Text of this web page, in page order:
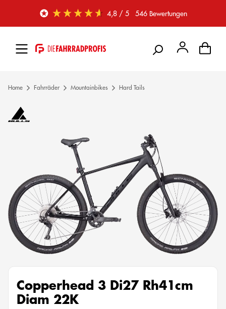
Zum Hauptinhalt springen 4,8/ 5 546 Bewertungen
Copperhead 3 Di27 Rh41cm
Diam 22K
Home Fahrräder Mountainbikes Hard Tails